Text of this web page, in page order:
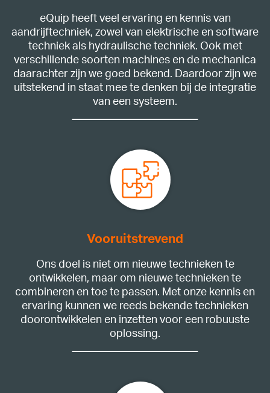
eQuip heeft veel ervaring en kennis van
aandrijftechniek, zowel van elektrische en software
techniek als hydraulische techniek. Ook met
verschillende soorten machines en de mechanica
daarachter zijn we goed bekend. Daardoor zijn we
uitstekend in staat mee te denken bij de integratie
van een systeem.
Vooruitstrevend
Ons doel is niet om nieuwe technieken te
ontwikkelen, maar om nieuwe technieken te
combineren en toe te passen. Met onze kennis en
ervaring kunnen we reeds bekende technieken
doorontwikkelen en inzetten voor een robuuste
oplossing.